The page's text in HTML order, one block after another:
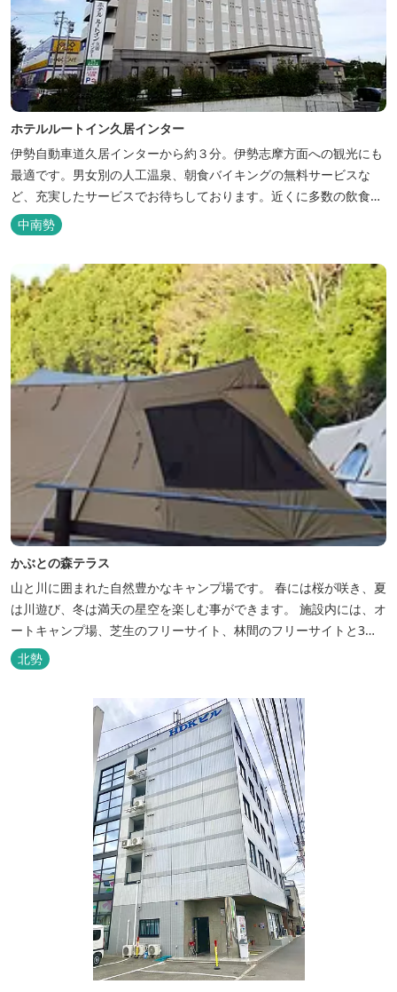
ホテルルートイン久居インター
伊勢自動車道久居インターから約３分。伊勢志摩方面への観光にも
最適です。男女別の人工温泉、朝食バイキングの無料サービスな
ど、充実したサービスでお待ちしております。近くに多数の飲食店
や物販店もあります。
中南勢
かぶとの森テラス
山と川に囲まれた自然豊かなキャンプ場です。 春には桜が咲き、夏
は川遊び、冬は満天の星空を楽しむ事ができます。 施設内には、オ
ートキャンプ場、芝生のフリーサイト、林間のフリーサイトと3種
類のキャンプ場があり、豊かな自然の中でのんびりとキャンプを楽
しむ事ができます。 テント泊が苦手な方や、小さなお子様連れの方
はコテージがおススメ。 大小合わせて6棟のコテージがあります。
北勢